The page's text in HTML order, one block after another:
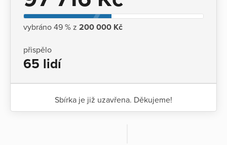
vybráno 49 % z 200 000 Kč
přispělo
65 lidí
Sbírka je již uzavřena. Děkujeme!